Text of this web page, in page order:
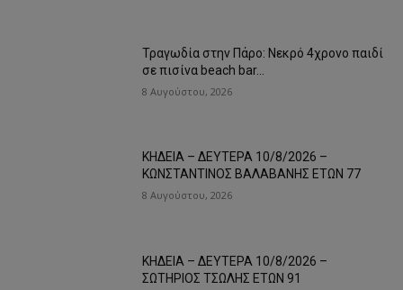
Τραγωδία στην Πάρο: Νεκρό 4χρονο παιδί
σε πισίνα beach bar…
8 Αυγούστου, 2026
ΚΗΔΕΙΑ – ΔΕΥΤΕΡΑ 10/8/2026 –
ΚΩΝΣΤΑΝΤΙΝΟΣ ΒΑΛΑΒΑΝΗΣ ΕΤΩΝ 77
8 Αυγούστου, 2026
ΚΗΔΕΙΑ – ΔΕΥΤΕΡΑ 10/8/2026 –
ΣΩΤΗΡΙΟΣ ΤΣΩΛΗΣ ΕΤΩΝ 91